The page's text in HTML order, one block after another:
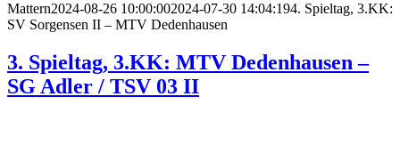
Mattern2024-08-26 10:00:002024-07-30 14:04:194. Spieltag, 3.KK:
SV Sorgensen II – MTV Dedenhausen
3. Spieltag, 3.KK: MTV Dedenhausen –
SG Adler /​ TSV 03 II